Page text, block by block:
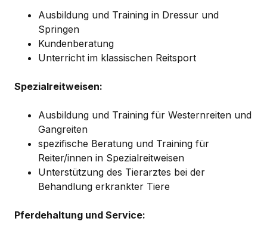
Ausbildung und Training in Dressur und
Springen
Kundenberatung
Unterricht im klassischen Reitsport
Spezialreitweisen:
Ausbildung und Training für Westernreiten und
Gangreiten
spezifische Beratung und Training für
Reiter/innen in Spezialreitweisen
Unterstützung des Tierarztes bei der
Behandlung erkrankter Tiere
Pferdehaltung und Service: